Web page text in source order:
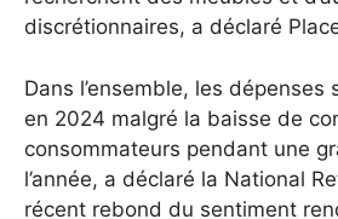
discrétionnaires, a déclaré
Dans l’ensemble, les
en 2024 malgré la baisse de
consommateurs pendant une
l’année, a déclaré la National
récent rebond du sentiment